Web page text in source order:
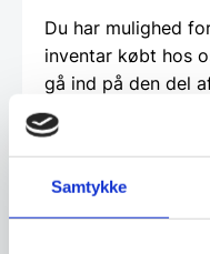
Samtykke
Du har mulighed
inventar købt hos
gå ind på den del
udfylde en
bruge dine penge
måske at lave
drømt om, men